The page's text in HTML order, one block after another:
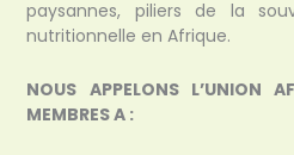
paysannes, piliers de la
nutritionnelle en Afrique.
NOUS APPELONS L’UNION
MEMBRES A :